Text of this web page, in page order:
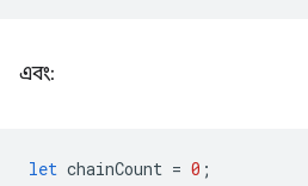
এবং:
let chainCount = 0 ;